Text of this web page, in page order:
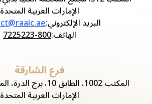
الإمارات العربية المتحدة
البريد الإلكتروني:
الهاتف:
800-7225223
فرع الشارقة
الإمارات العربية المتحدة